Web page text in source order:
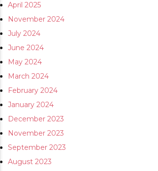
April 2025
November 2024
July 2024
June 2024
May 2024
March 2024
February 2024
January 2024
December 2023
November 2023
September 2023
August 2023